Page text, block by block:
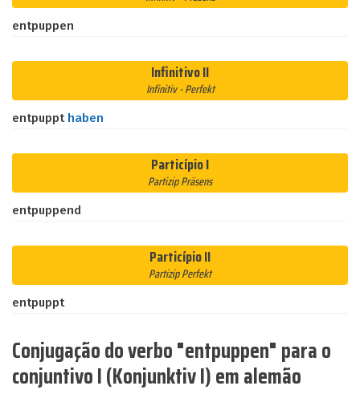
entpuppen
Infinitivo II
Infinitiv - Perfekt
entpuppt haben
Particípio I
Partizip Präsens
entpuppend
Particípio II
Partizip Perfekt
entpuppt
Conjugação do verbo "entpuppen" para o
conjuntivo I (Konjunktiv I) em alemão